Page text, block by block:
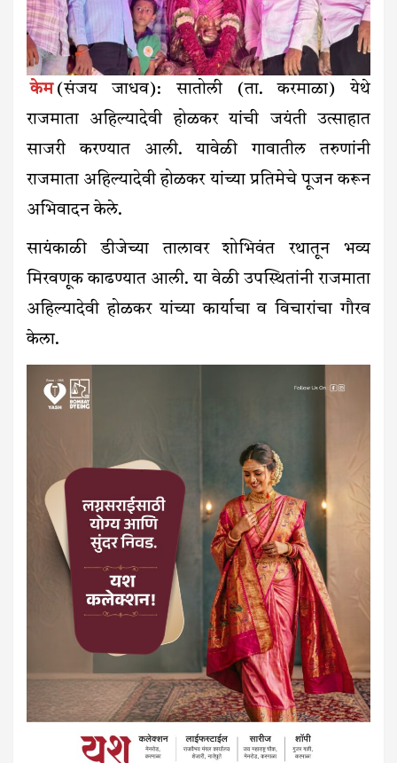
केम (संजय जाधव): सातोली (ता. करमाळा) येथे
राजमाता अहिल्यादेवी होळकर यांची जयंती उत्साहात
साजरी करण्यात आली. यावेळी गावातील तरुणांनी
राजमाता अहिल्यादेवी होळकर यांच्या प्रतिमेचे पूजन करून
अभिवादन केले.
सायंकाळी डीजेच्या तालावर शोभिवंत रथातून भव्य
मिरवणूक काढण्यात आली. या वेळी उपस्थितांनी राजमाता
अहिल्यादेवी होळकर यांच्या कार्याचा व विचारांचा गौरव
केला.